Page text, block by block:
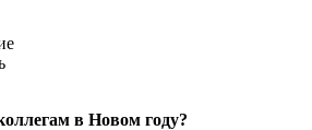
в Новом году?